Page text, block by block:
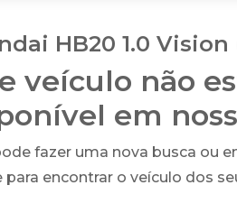
HB20 1.0
veículo não
em
fazer uma nova busca ou
para encontrar o veículo dos